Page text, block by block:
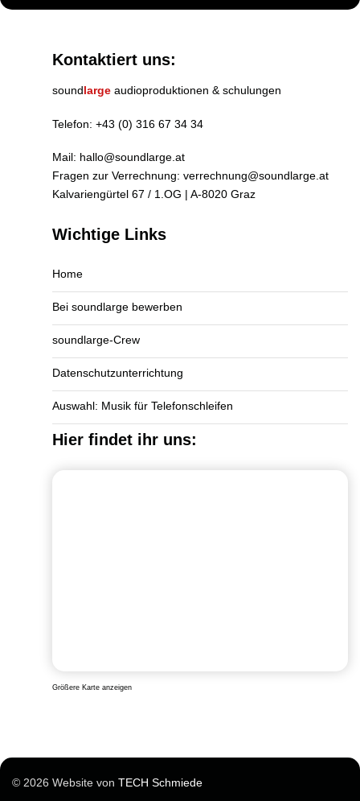
Kontaktiert uns:
soundlarge audioproduktionen & schulungen
Telefon: +43 (0) 316 67 34 34
Mail: hallo@soundlarge.at
Fragen zur Verrechnung: verrechnung@soundlarge.at
Kalvariengürtel 67 / 1.OG | A-8020 Graz
Wichtige Links
Home
Bei soundlarge bewerben
soundlarge-Crew
Datenschutzunterrichtung
Auswahl: Musik für Telefonschleifen
Hier findet ihr uns:
Größere Karte anzeigen
© 2026 Website von TECH Schmiede